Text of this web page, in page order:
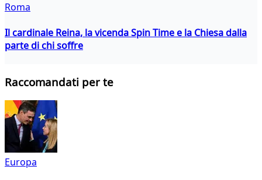
Roma
Il cardinale Reina, la vicenda Spin Time e la Chiesa dalla
parte di chi soffre
Raccomandati per te
Europa